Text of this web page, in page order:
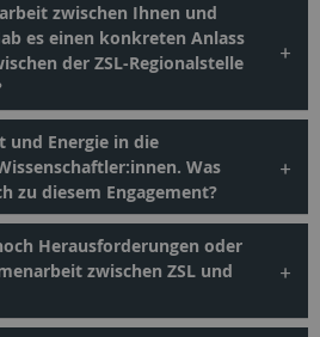
zwischen Ihnen und
es einen konkreten Anlass
der ZSL-Regionalstelle
und Energie in die
Was
zu diesem Engagement?
Herausforderungen oder
zwischen ZSL und